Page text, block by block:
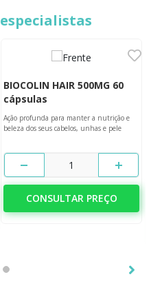
especialistas
BIOCOLIN HAIR 500MG 60
cápsulas
Ação profunda para manter a nutrição e
beleza dos seus cabelos, unhas e pele
1
CONSULTAR PREÇO